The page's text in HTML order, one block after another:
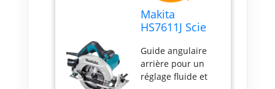
Makita
HS7611J Scie
en Makpac
Guide angulaire
arrière pour un
réglage fluide et